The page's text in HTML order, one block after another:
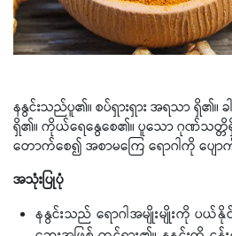
နနွင်းသည်ပူ၏။ စပ်ရှားရှား အရသာ ရှိ၏
ရှိ၏။ ကိုယ်ရေနွေစေ၏။ ပူသော ဂုဏ်သတ္တိ
တောက်စေ၍ အစာမကြေ ရောဂါကို ပျေ
အသုံးပြုပုံ
နနွင်းသည် ရောဂါအမျိုးမျိုးကို